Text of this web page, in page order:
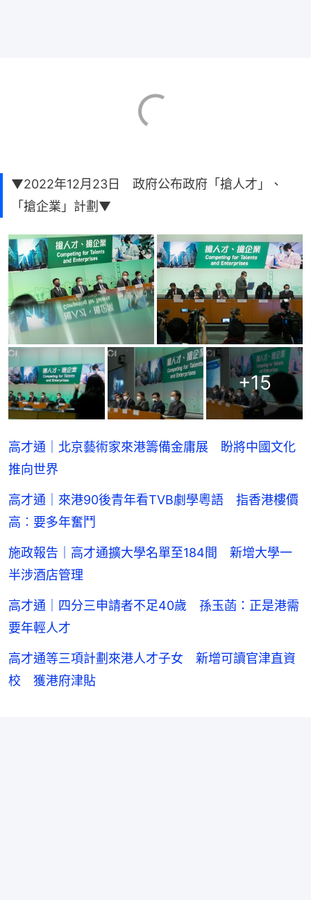
▼2022年12月23日 政府公布政府「搶人才」、
「搶企業」計劃▼
+15
高才通｜北京藝術家來港籌備金庸展 盼將中國文化
推向世界
高才通｜來港90後青年看TVB劇學粵語 指香港樓價
高︰要多年奮鬥
施政報告｜高才通擴大學名單至184間 新增大學一
半涉酒店管理
高才通｜四分三申請者不足40歲 孫玉菡：正是港需
要年輕人才
高才通等三項計劃來港人才子女 新增可讀官津直資
校 獲港府津貼